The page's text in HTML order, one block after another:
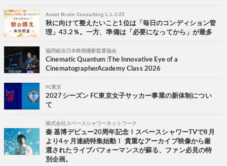
Asset Brain Consulting L.L.C-FZ
秋に向けて整えたいこと1位は「毎日のコンディション管
理」43.2％。一方、準備は「必要になってから」が最多
協同組合日本映画撮影監督協会
Cinematic Quantum :The Innovative Eye of a
CinematographerAcademy Class 2026
FC東京
2027シーズン FC東京女子サッカー事業の新体制につい
て
株式会社スペースシャワーネットワーク
秦 基博デビュー20周年記念！スペースシャワーTVで8月
より4ヶ月連続特集始動！ 貴重なアーカイブ映像から厳
選されたライブパフォーマンスが蘇る、ファン必見の特
別企画。